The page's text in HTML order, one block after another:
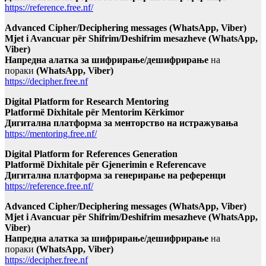
https://reference.free.nf/
Advanced Cipher/Deciphering messages (WhatsApp, Viber)
Mjet i Avancuar për Shifrim/Deshifrim mesazheve (WhatsApp,
Viber)
Напредна алатка за шифрирање/дешифрирање на
пораки (WhatsApp, Viber)
https://decipher.free.nf
Digital Platform for Research Mentoring
Platformë Dixhitale për Mentorim Kërkimor
Дигитална платформа за менторство на истражувања
https://mentoring.free.nf/
Digital Platform for References Generation
Platformë Dixhitale për Gjenerimin e Referencave
Дигитална платформа за генерирање на референци
https://reference.free.nf/
Advanced Cipher/Deciphering messages (WhatsApp, Viber)
Mjet i Avancuar për Shifrim/Deshifrim mesazheve (WhatsApp,
Viber)
Напредна алатка за шифрирање/дешифрирање на
пораки (WhatsApp, Viber)
https://decipher.free.nf